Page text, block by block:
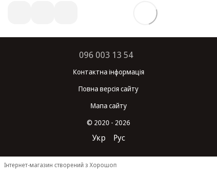
096 003 13 54
Контактна інформація
Повна версія сайту
Мапа сайту
© 2020 - 2026
Укр Рус
Інтернет-магазин створений з Хорошоп